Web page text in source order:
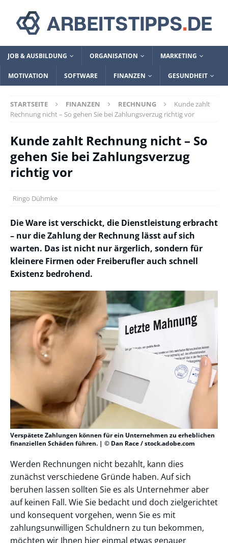
JOB & AUSBILDUNG ORGANISATION MARKETING
MOTIVATION SOFTWARE FINANZEN GESUNDHEIT
STARTSEITE FINANZEN RECHNUNG
Kunde zahlt
Rechnung nicht – So gehen Sie bei Zahlungsverzug richtig vor
Kunde zahlt Rechnung nicht – So
gehen Sie bei Zahlungsverzug
richtig vor
Ringo Dühmke
Die Ware ist verschickt, die Dienstleistung erbracht
– nur die Zahlung der Rechnung lässt auf sich
warten. Das ist nicht nur ärgerlich, sondern für
kleinere Firmen oder Freiberufler auch schnell
Existenz bedrohend.
Verspätete Zahlungen können für ein Unternehmen zu erheblichen
finanziellen Schäden führen. | © Dan Race / stock.adobe.com
Werden Rechnungen nicht bezahlt, kann dies
zunächst verschiedene Gründe haben. Auf sich
beruhen lassen sollten Sie es als Unternehmer aber
auf keinen Fall. Wie Sie bedacht und doch zielgerichtet
und konsequent vorgehen, wenn Sie es mit
zahlungsunwilligen Schuldnern zu tun bekommen,
möchten wir Ihnen hier einmal etwas genauer